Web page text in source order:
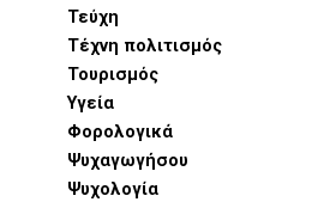
Τεύχη
Τέχνη πολιτισμός
Τουρισμός
Υγεία
Φορολογικά
Ψυχαγωγήσου
Ψυχολογία